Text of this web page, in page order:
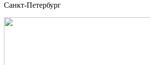
Санкт-Петербург